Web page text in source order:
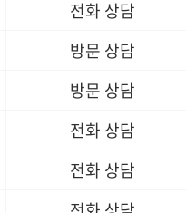
전화 상담
방문 상담
방문 상담
전화 상담
전화 상담